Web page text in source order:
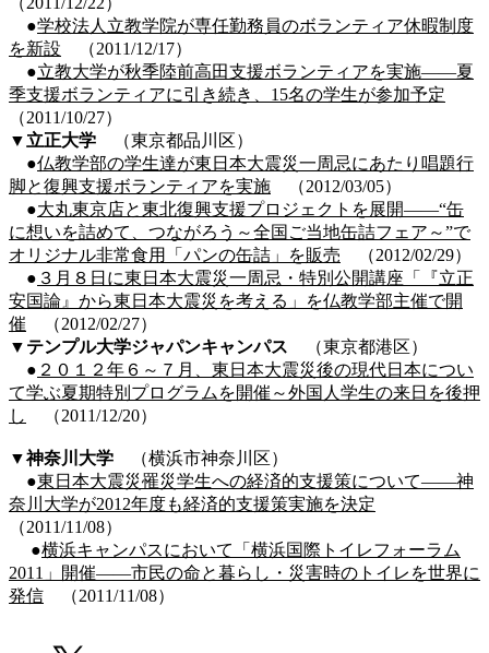
●学校法人立教学院が専任勤務員のボランティア休暇制度
を新設 （2011/12/17）
●立教大学が秋季陸前高田支援ボランティアを実施――夏
季支援ボランティアに引き続き、15名の学生が参加予定
（2011/10/27）
▼立正大学 （東京都品川区）
●仏教学部の学生達が東日本大震災一周忌にあたり唱題行
脚と復興支援ボランティアを実施 （2012/03/05）
●大丸東京店と東北復興支援プロジェクトを展開――“缶
に想いを詰めて、つながろう～全国ご当地缶詰フェア～”で
オリジナル非常食用「パンの缶詰」を販売 （2012/02/29）
● ３月８日に東日本大震災一周忌・特別公開講座「『立正
安国論』から東日本大震災を考える」を仏教学部主催で開
催 （2012/02/27）
▼テンプル大学ジャパンキャンパス （東京都港区）
● ２０１２年６～７月、東日本大震災後の現代日本につい
て学ぶ夏期特別プログラムを開催～外国人学生の来日を後押
し
（2011/12/20）
▼神奈川大学
（横浜市神奈川区）
●東日本大震災罹災学生への経済的支援策について――神
奈川大学が2012年度も経済的支援策実施を決定
（2011/11/08）
●横浜キャンパスにおいて「横浜国際トイレフォーラム
2011」開催――市民の命と暮らし・災害時のトイレを世界に
発信 （2011/11/08）